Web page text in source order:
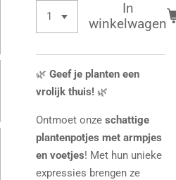
In
winkelwagen
🌿 Geef je planten een
vrolijk thuis! 🌿
Ontmoet onze schattige
plantenpotjes met armpjes
en voetjes! Met hun unieke
expressies brengen ze